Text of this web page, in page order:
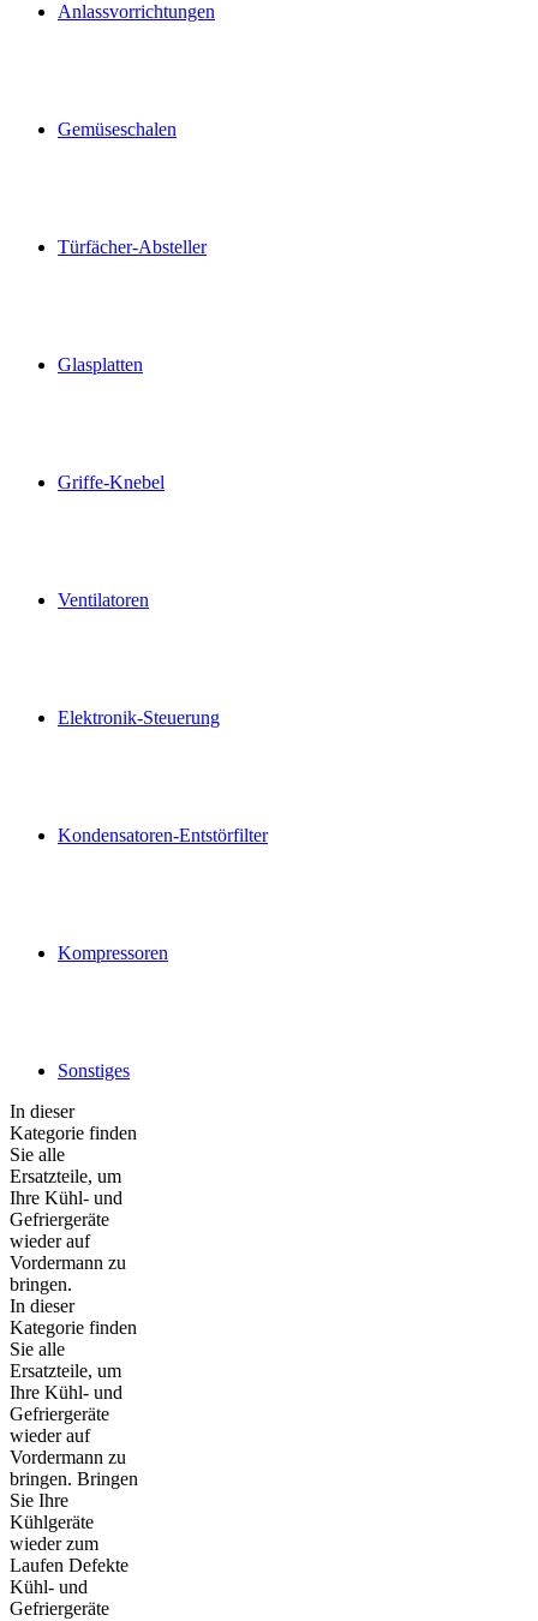
Anlassvorrichtungen
Gemüseschalen
Türfächer-Absteller
Glasplatten
Griffe-Knebel
Ventilatoren
Elektronik-Steuerung
Kondensatoren-Entstörfilter
Kompressoren
Sonstiges
In dieser
Kategorie finden
Sie alle
Ersatzteile, um
Ihre Kühl- und
Gefriergeräte
wieder auf
Vordermann zu
bringen.
In dieser
Kategorie finden
Sie alle
Ersatzteile, um
Ihre Kühl- und
Gefriergeräte
wieder auf
Vordermann zu
bringen. Bringen
Sie Ihre
Kühlgeräte
wieder zum
Laufen Defekte
Kühl- und
Gefriergeräte